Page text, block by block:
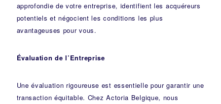
approfondie de votre entreprise, identifient les acquéreurs
potentiels et négocient les conditions les plus
avantageuses pour vous.
Évaluation de l’Entreprise
Une évaluation rigoureuse est essentielle pour garantir une
transaction équitable. Chez Actoria Belgique, nous